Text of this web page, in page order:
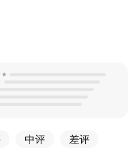
中评 差评